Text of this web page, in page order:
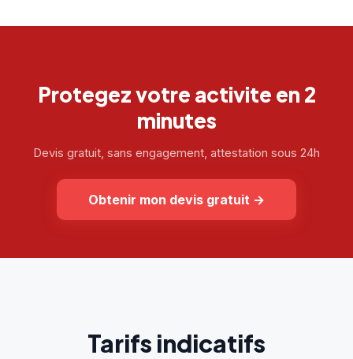
Protegez votre activite en 2
minutes
Devis gratuit, sans engagement, attestation sous 24h
Obtenir mon devis gratuit →
Tarifs indicatifs